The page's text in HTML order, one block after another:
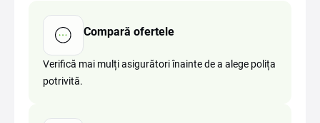
Compară ofertele
Verifică mai mulți asigurători înainte de a alege polița
potrivită.